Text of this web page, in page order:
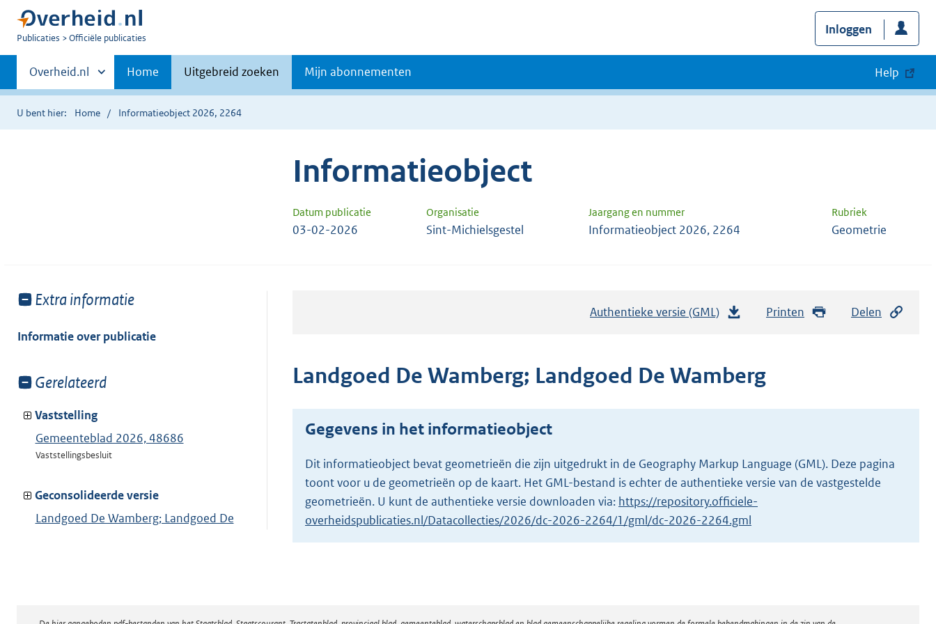
U
Publicaties Officiële publicaties
Inloggen
Primaire
navigatie
Andere
sites
binnen
Overheid.nl Home Uitgebreid zoeken Mijn abonnementen Help
U bent hier: Home Informatieobject 2026, 2264
Informatieobject
Datum publicatie Organisatie Jaargang en nummer Rubriek
03-02-2026 Sint-Michielsgestel Informatieobject 2026, 2264 Geometrie
Toon
van:
Extra informatie
Informatie over publicatie
Toon
van:
Gerelateerd
Vaststelling
Gemeenteblad 2026, 48686
Vaststellingsbesluit
Geconsolideerde versie
Landgoed De Wamberg; Landgoed De
Authentieke versie (GML)
a
n
g
r
o
o
Printen Delen
Landgoed De Wamberg; Landgoed De Wamberg
Gegevens in het informatieobject
Dit informatieobject bevat geometrieën die zijn uitgedrukt in de Geography Markup Language (GML). Deze pagina
toont voor u de geometrieën op de kaart. Het GML-bestand is echter de authentieke versie van de vastgestelde
geometrieën. U kunt de authentieke versie downloaden via: https://repository.officiele-
overheidspublicaties.nl/Datacollecties/2026/dc-2026-2264/1/gml/dc-2026-2264.gml